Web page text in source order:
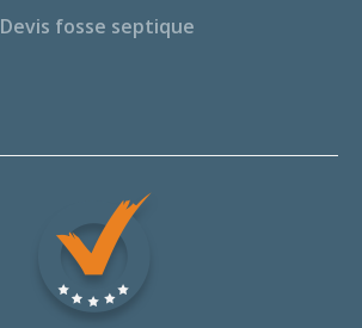
Devis fosse septique